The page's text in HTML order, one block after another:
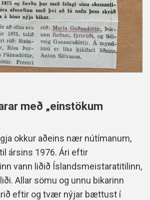
með „einstökum
okkur aðeins nær nútímanum,
ársins 1976. Ári eftir
vann liðið Íslandsmeistaratitilinn,
Allar sömu og unnu bikarinn
eftir og tvær nýjar bættust í